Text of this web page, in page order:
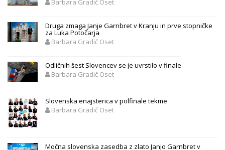
Barbara Gradič Oset
Druga zmaga Janje Garnbret v Kranju in prve stopničke
za Luka Potočarja
Barbara Gradič Oset
Odličnih šest Slovencev se je uvrstilo v finale
Barbara Gradič Oset
Slovenska enajsterica v polfinale tekme
Barbara Gradič Oset
Močna slovenska zasedba z zlato Janjo Garnbret v